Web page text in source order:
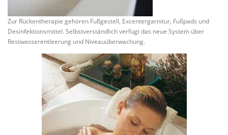
Zur Rückentherapie gehören Fußgestell, Excentergarnitur, Fußpads und
Desinfektionsmittel. Selbstverständlich verfügt das neue System über
Restwasserentleerung und Niveauüberwachung.